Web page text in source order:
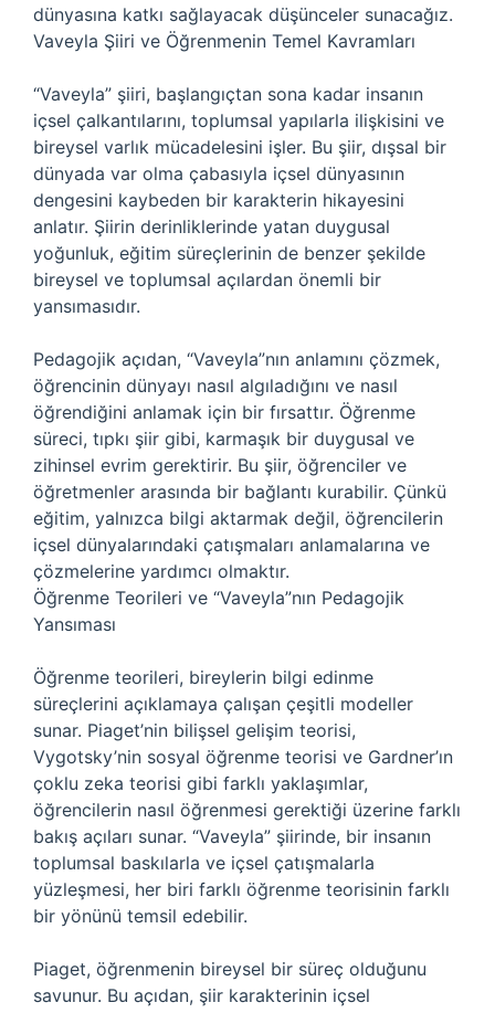
dünyasına katkı sağlayacak düşünceler sunacağız.
Vaveyla Şiiri ve Öğrenmenin Temel Kavramları
“Vaveyla” şiiri, başlangıçtan sona kadar insanın
içsel çalkantılarını, toplumsal yapılarla ilişkisini ve
bireysel varlık mücadelesini işler. Bu şiir, dışsal bir
dünyada var olma çabasıyla içsel dünyasının
dengesini kaybeden bir karakterin hikayesini
anlatır. Şiirin derinliklerinde yatan duygusal
yoğunluk, eğitim süreçlerinin de benzer şekilde
bireysel ve toplumsal açılardan önemli bir
yansımasıdır.
Pedagojik açıdan, “Vaveyla”nın anlamını çözmek,
öğrencinin dünyayı nasıl algıladığını ve nasıl
öğrendiğini anlamak için bir fırsattır. Öğrenme
süreci, tıpkı şiir gibi, karmaşık bir duygusal ve
zihinsel evrim gerektirir. Bu şiir, öğrenciler ve
öğretmenler arasında bir bağlantı kurabilir. Çünkü
eğitim, yalnızca bilgi aktarmak değil, öğrencilerin
içsel dünyalarındaki çatışmaları anlamalarına ve
çözmelerine yardımcı olmaktır.
Öğrenme Teorileri ve “Vaveyla”nın Pedagojik
Yansıması
Öğrenme teorileri, bireylerin bilgi edinme
süreçlerini açıklamaya çalışan çeşitli modeller
sunar. Piaget’nin bilişsel gelişim teorisi,
Vygotsky’nin sosyal öğrenme teorisi ve Gardner’ın
çoklu zeka teorisi gibi farklı yaklaşımlar,
öğrencilerin nasıl öğrenmesi gerektiği üzerine farklı
bakış açıları sunar. “Vaveyla” şiirinde, bir insanın
toplumsal baskılarla ve içsel çatışmalarla
yüzleşmesi, her biri farklı öğrenme teorisinin farklı
bir yönünü temsil edebilir.
Piaget, öğrenmenin bireysel bir süreç olduğunu
savunur. Bu açıdan, şiir karakterinin içsel